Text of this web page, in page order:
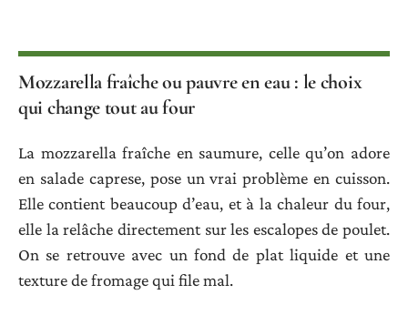
Mozzarella fraîche ou pauvre en eau : le choix
qui change tout au four
La mozzarella fraîche en saumure, celle qu’on adore
en salade caprese, pose un vrai problème en cuisson.
Elle contient beaucoup d’eau, et à la chaleur du four,
elle la relâche directement sur les escalopes de poulet.
On se retrouve avec un fond de plat liquide et une
texture de fromage qui file mal.